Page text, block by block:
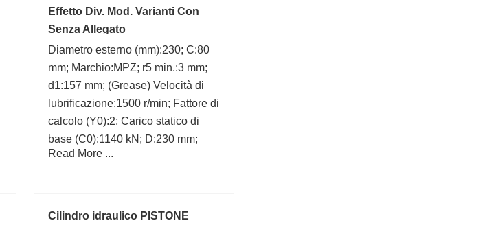
Effetto Div. Mod. Varianti Con
Senza Allegato
Diametro esterno (mm):230; C:80
mm; Marchio:MPZ; r5 min.:3 mm;
d1:157 mm; (Grease) Velocità di
lubrificazione:1500 r/min; Fattore di
calcolo (Y0):2; Carico statico di
base (C0):1140 kN; D:230 mm;
b1:11 mm;
Read More ...
Cilindro idraulico PISTONE